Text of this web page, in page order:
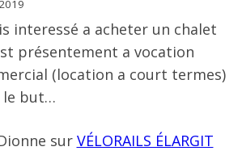
interessé a acheter un chalet
présentement a vocation
(location a court termes)
le but…
sur VÉLORAILS ÉLARGIT